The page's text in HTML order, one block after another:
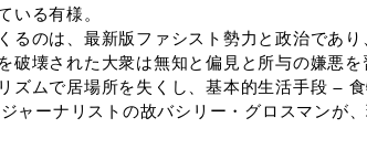
いる有様。
のは、最新版ファシスト勢力と政治であ
壊された大衆は無知と偏見と所与の嫌悪
ムで居場所を失くし、基本的生活手段 ―
ャーナリストの故バシリー・グロスマンが